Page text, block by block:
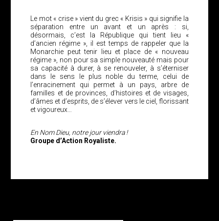
Le mot « crise » vient du grec « Krisis » qui signifie la
séparation entre un avant et un après : si,
désormais, c’est la République qui tient lieu «
d’ancien régime », il est temps de rappeler que la
Monarchie peut tenir lieu et place de « nouveau
régime », non pour sa simple nouveauté mais pour
sa capacité à durer, à se renouveler, à s’éterniser
dans le sens le plus noble du terme, celui de
l’enracinement qui permet à un pays, arbre de
familles et de provinces, d’histoires et de visages,
d’âmes et d’esprits, de s’élever vers le ciel, florissant
et vigoureux…
En Nom Dieu, notre jour viendra !
Groupe d’Action Royaliste.